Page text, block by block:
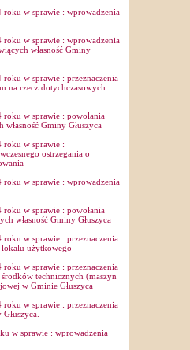
roku w sprawie : wprowadzenia
roku w sprawie : wprowadzenia
własność Gminy
w sprawie : przeznaczenia
na rzecz dotychczasowych
w sprawie : powołania
Gminy Głuszyca
roku w sprawie :
ostrzegania o
roku w sprawie : wprowadzenia
w sprawie : powołania
własność Gminy Głuszyca
w sprawie : przeznaczenia
użytkowego
w sprawie : przeznaczenia
technicznych (maszyn
w Gminie Głuszyca
w sprawie : przeznaczenia
w sprawie : wprowadzenia